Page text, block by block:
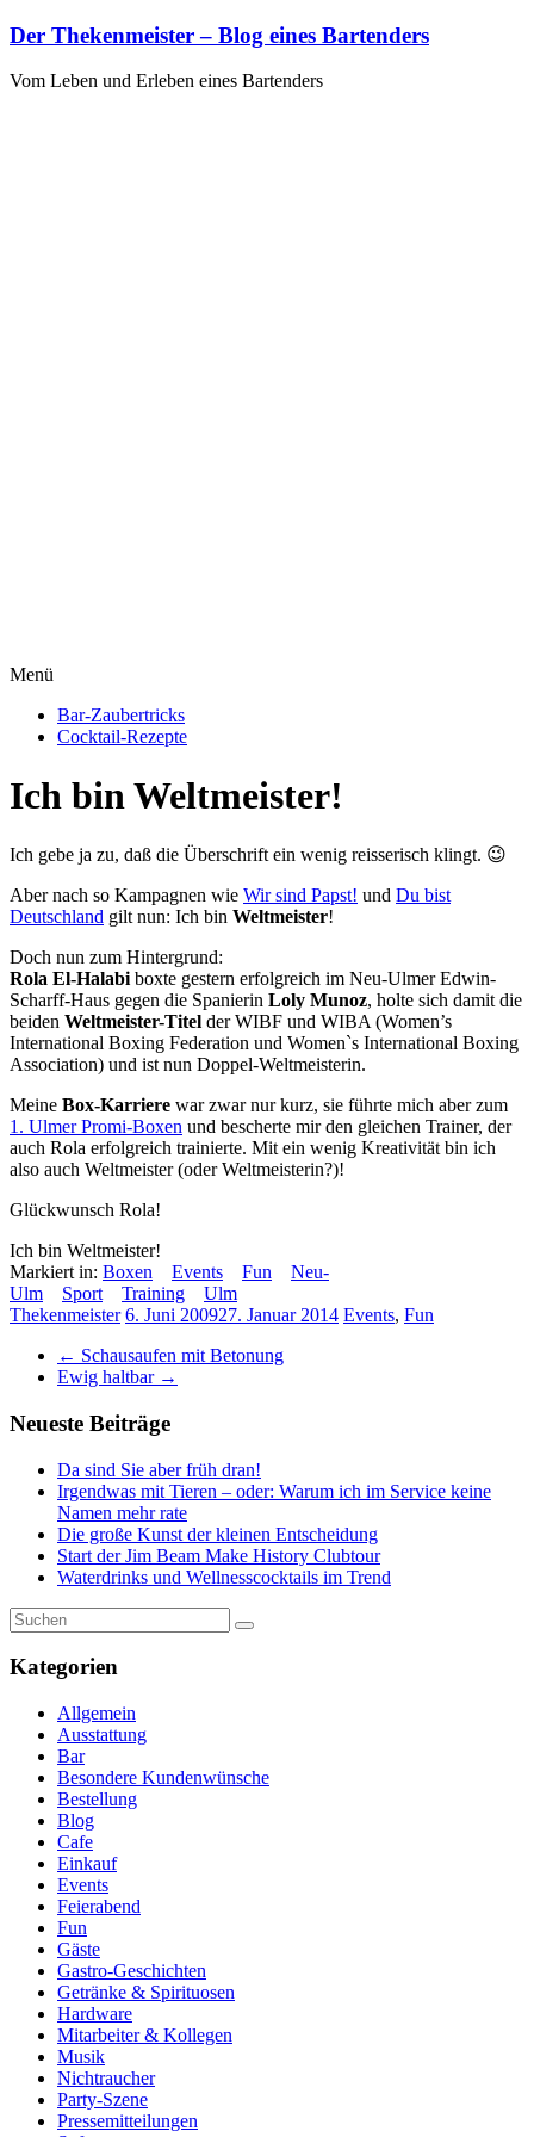
Zum
springen
Der Thekenmeister – Blog eines Bartenders
Vom Leben und Erleben eines Bartenders
Menü
Bar-Zaubertricks
Cocktail-Rezepte
Ich bin Weltmeister!
Ich gebe ja zu, daß die Überschrift ein wenig reisserisch klingt. 😉
Aber nach so Kampagnen wie Wir sind Papst! und Du bist
Deutschland gilt nun: Ich bin Weltmeister!
Doch nun zum Hintergrund:
Rola El-Halabi boxte gestern erfolgreich im Neu-Ulmer Edwin-
Scharff-Haus gegen die Spanierin Loly Munoz, holte sich damit die
beiden Weltmeister-Titel der WIBF und WIBA (Women’s
International Boxing Federation und Women`s International Boxing
Association) und ist nun Doppel-Weltmeisterin.
Meine Box-Karriere war zwar nur kurz, sie führte mich aber zum
1. Ulmer Promi-Boxen und bescherte mir den gleichen Trainer, der
auch Rola erfolgreich trainierte. Mit ein wenig Kreativität bin ich
also auch Weltmeister (oder Weltmeisterin?)!
Glückwunsch Rola!
Ich bin Weltmeister!
Markiert in: Boxen Events Fun
Neu-
Ulm
Sport Training
Ulm
Thekenmeister 6. Juni 200927. Januar 2014 Events, Fun
← Schausaufen mit Betonung
Ewig haltbar →
Neueste Beiträge
Da sind Sie aber früh dran!
Irgendwas mit Tieren – oder: Warum ich im Service keine
Namen mehr rate
Die große Kunst der kleinen Entscheidung
Start der Jim Beam Make History Clubtour
Waterdrinks und Wellnesscocktails im Trend
Kategorien
Allgemein
Ausstattung
Bar
Besondere Kundenwünsche
Bestellung
Blog
Cafe
Einkauf
Events
Feierabend
Fun
Gäste
Gastro-Geschichten
Getränke & Spirituosen
Hardware
Mitarbeiter & Kollegen
Musik
Nichtraucher
Party-Szene
Pressemitteilungen